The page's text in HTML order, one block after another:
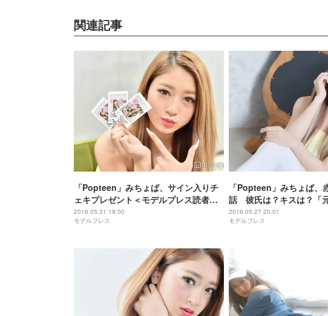
関連記事
「Popteen」みちょぱ、サイン入りチ
ェキプレゼント＜モデルプレス読者限
定＞
2016.05.31 19:00
モデルプレス
「Popteen」みちょぱ、
話 彼氏は？キスは？「
院」「コンビニ前で5時間
で丸はだか＞
2016.05.27 20:01
モデルプレス